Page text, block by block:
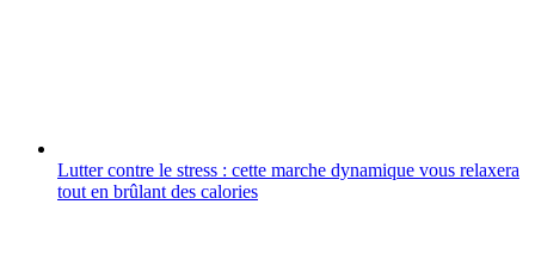
Lutter contre le stress : cette marche dynamique vous relaxera
tout en brûlant des calories